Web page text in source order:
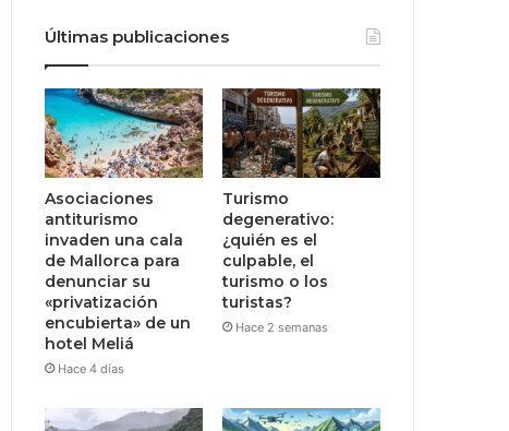
Últimas publicaciones
Asociaciones
antiturismo
invaden una cala
de Mallorca para
denunciar su
«privatización
encubierta» de un
hotel Meliá
Hace 4 días
Turismo
degenerativo:
¿quién es el
culpable, el
turismo o los
turistas?
Hace 2 semanas